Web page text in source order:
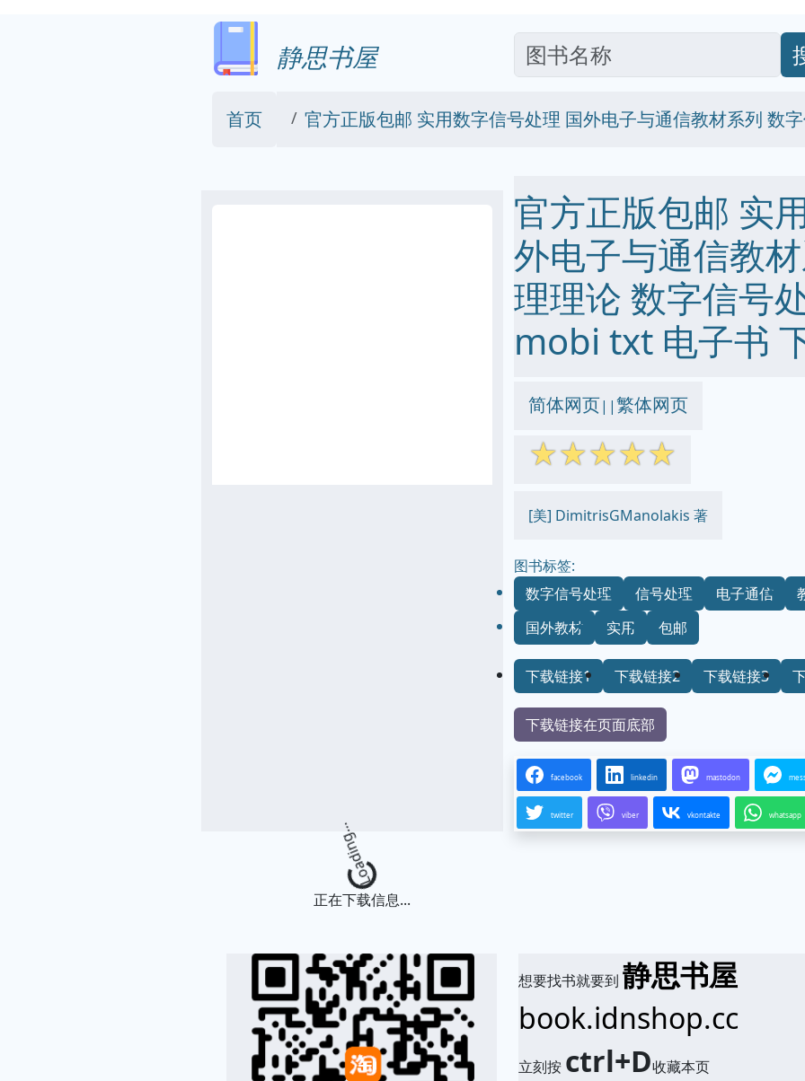
静思书屋
首页 官方正版包邮 实用数字信号处理 国外电子与通信教材系列 数
官方正版包邮 实
外电子与通信教
理理论 数字信号
mobi txt 电子书
简体网页||繁体网页
☆☆☆☆☆
[美] DimitrisGManolakis 著
图书标签:
数字信号处理
信号处理 电子通信
国外教材
实用 包邮
下载链接1 下载链接2 下载链接3
下载链接在页面底部
facebook linkedin mastodon
twitter viber vkontakte whatsapp
Loading...
正在下载信息...
想要找书就要到静思书屋
book.idnshop.cc
立刻按 ctrl+D收藏本页